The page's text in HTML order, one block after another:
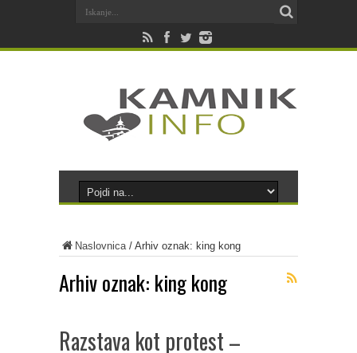
Naslovnica/ Arhiv oznak: king kong
Arhiv oznak: king kong
Razstava kot protest –